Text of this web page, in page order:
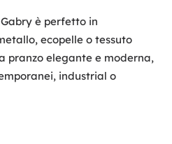
è perfetto in
ecopelle o tessuto
pranzo elegante e moderna,
industrial o